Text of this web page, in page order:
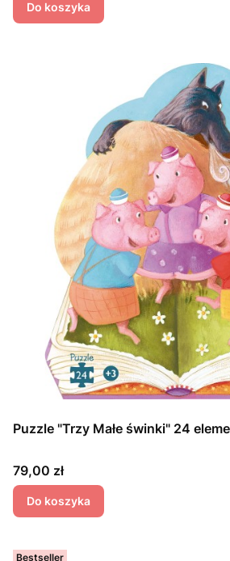
Do koszyka
Puzzle "Trzy Małe świnki" 24
Cena
79,00 zł
Do koszyka
Bestseller